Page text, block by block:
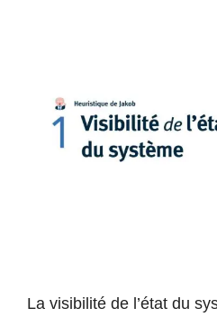
La visibilité de l’état du